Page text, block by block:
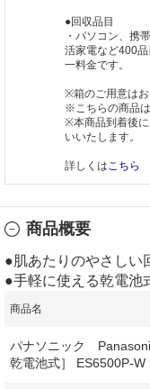
●回収品目
・パソコン、携
活家電など400
一料金です。
※箱のご用意はお
※こちらの商品は
※本商品到着後
いいたします。
詳しくは こちら
商品概要
●肌あたりのやさしい
●手軽に使える乾電池
商品名
パナソニック
乾電池式］ ES6500P-W